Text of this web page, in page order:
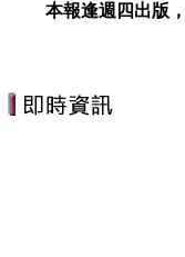
本報逢週四出版